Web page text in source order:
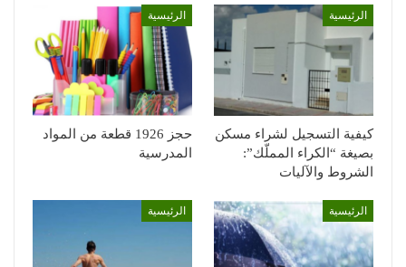
الرئيسية
كيفية التسجيل لشراء مسكن
بصيغة “الكراء المملّك”:
الشروط والآليات
الرئيسية
حجز 1926 قطعة من المواد
المدرسية
الرئيسية الرئيسية